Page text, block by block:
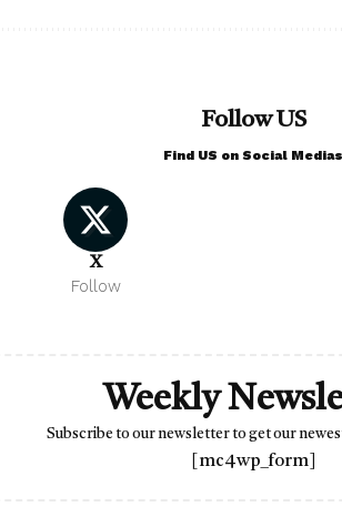
Follow US
Find US on Social Medias
X
Follow
Weekly
Subscribe to our newsletter to get our
[mc4wp_form]